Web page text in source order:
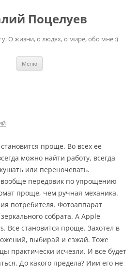
Поцелуев
О жизни, о людях, о мире, обо мне :)
Меню
проще. Во всех ее
можно найти работу, всегда
или переночевать.
вообще передовик по упрощению
проще, чем ручная механика.
потребителя. Фотоаппарат
собрата. А Apple
Все становится проще. Захотел в
выбирай и езжай. Тоже
практически исчезли. И все будет
До какого предела? Иии его не